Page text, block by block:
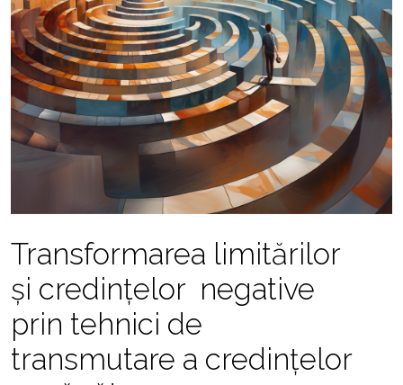
Transformarea limitărilor
și credințelor negative
prin tehnici de
transmutare a credințelor